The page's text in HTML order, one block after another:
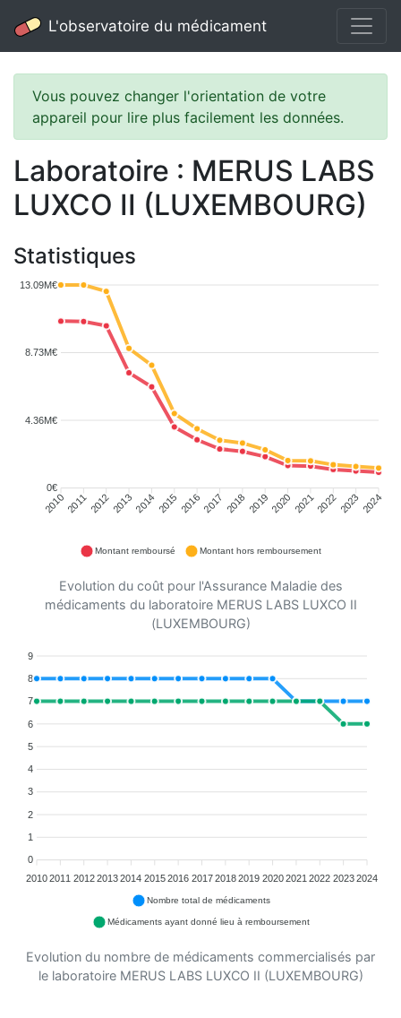
L'observatoire du médicament
Vous pouvez changer l'orientation de votre
appareil pour lire plus facilement les données.
Laboratoire : MERUS LABS
LUXCO II (LUXEMBOURG)
Statistiques
13.09M€
8.73M€
4.36M€
0€
201020112012201320142015 20162017 2018 20192020 202120222023 2024
Montant remboursé Montant hors remboursement
Evolution du coût pour l'Assurance Maladie des
médicaments du laboratoire MERUS LABS LUXCO II
(LUXEMBOURG)
9
8
7
6
5
4
3
2
1
0
20102011 20122013 2014 20152016 2017 20182019 2020 2021 2022 20232024
Nombre total de médicaments
Médicaments ayant donné lieu à remboursement
Evolution du nombre de médicaments commercialisés par
le laboratoire MERUS LABS LUXCO II (LUXEMBOURG)